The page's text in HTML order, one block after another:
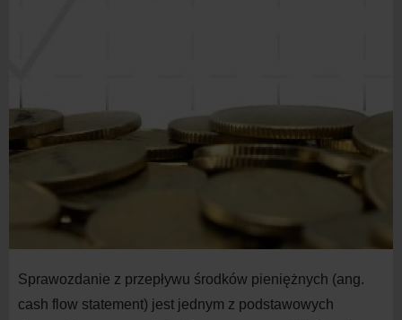
Sprawozdanie z przepływu środków pieniężnych (ang.
cash flow statement) jest jednym z podstawowych